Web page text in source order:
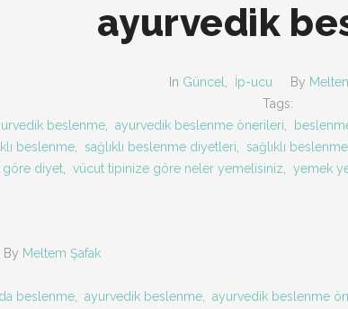
ayurvedik
In Güncel İp-ucu By
Tags:
beslenme, ayurvedik beslenme önerileri
beslenme sağlıklı beslenme diyetleri sağlıklı
göre diyet
vücut tipinize göre neler yemelisiniz yemek
By Meltem Şafak
beslenme ayurvedik beslenme ayurvedik beslenme